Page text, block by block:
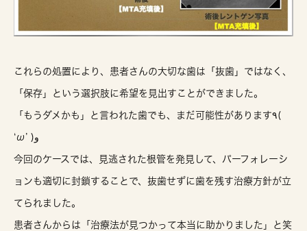
これらの処置により、患者さんの大切な歯は「抜歯」ではなく、
「保存」という選択肢に希望を見出すことができました。
「もうダメかも」と言われた歯でも、まだ可能性があります٩(
‘ω’ )و
今回のケースでは、 見逃された根管を発見して、パーフォレーシ
ョンも適切に封鎖することで、抜歯せずに歯を残す治療方針が立
てられました。
患者さんからは「治療法が見つかって本当に助かりました」と笑